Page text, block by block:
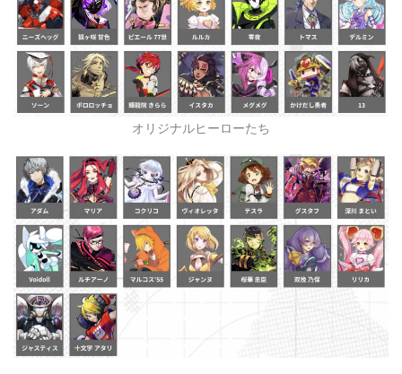
オリジナルヒーローたち